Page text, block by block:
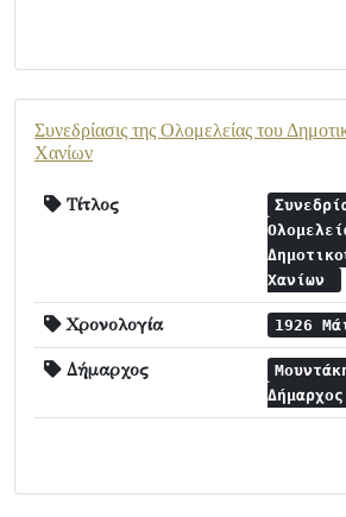
Συνεδρίασις της Ολομελείας του
Χανίων
Τίτλος
Χανίων
Χρονολογία 1926
Δήμαρχος